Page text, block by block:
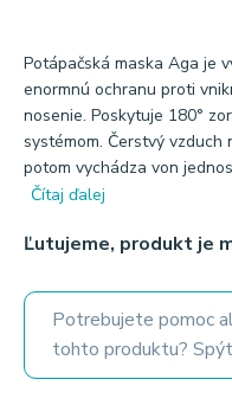
Potápačská maska ​​Aga je
enormnú ochranu proti
nosenie. Poskytuje 180°
systémom. Čerstvý
potom vychádza von
Čítaj ďalej
Ľutujeme, produkt je
Potrebujete pomoc
tohto produktu?